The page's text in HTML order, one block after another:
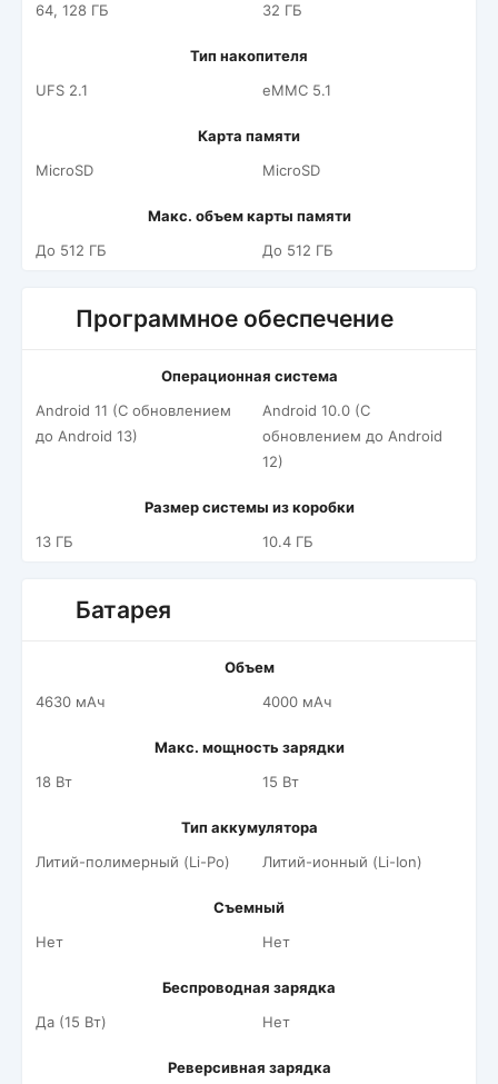
64, 128 ГБ
32 ГБ
Тип накопителя
UFS 2.1
eMMC 5.1
Карта памяти
MicroSD
MicroSD
Макс. объем карты памяти
До 512 ГБ
До 512 ГБ
Программное обеспечение
Операционная система
Android 11 (С обновлением
до Android 13)
Android 10.0 (С
обновлением до Android
12)
Размер системы из коробки
13 ГБ
10.4 ГБ
Батарея
Объем
4630 мАч
4000 мАч
Макс. мощность зарядки
18 Вт
15 Вт
Тип аккумулятора
Литий-полимерный (Li-Po)
Литий-ионный (Li-Ion)
Съемный
Нет
Нет
Беспроводная зарядка
Да (15 Вт)
Нет
Реверсивная зарядка